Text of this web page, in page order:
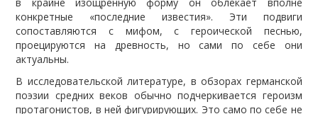
конкретные «последние известия». Эти подвиги
сопоставляются с мифом, с героической песнью,
проецируются на древность, но сами по себе они
актуальны.
В исследовательской литературе, в обзорах германской
поэзии средних веков обычно подчеркивается героизм
протагонистов, в ней фигурирующих. Это само по себе не